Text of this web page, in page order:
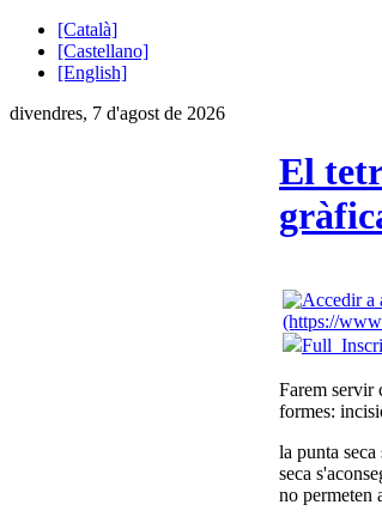
[Català]
[Castellano]
[English]
divendres, 7 d'agost de 2026
El
Farem servir
formes:
la punta
seca
no permeten